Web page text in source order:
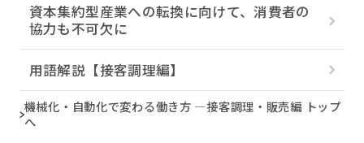
資本集約型産業への転換に向けて、消費者の
協力も不可欠に
用語解説【接客調理編】
機械化・自動化で変わる働き方 ―接客調理・販売編 トップ
へ